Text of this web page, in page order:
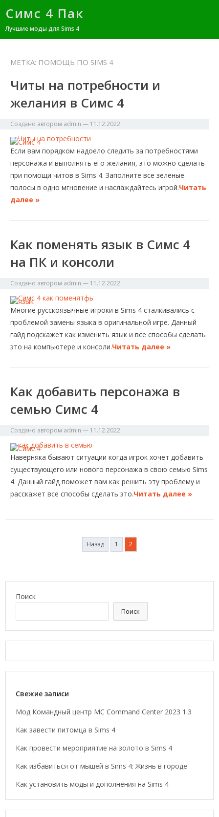
Симс 4 Пак
Лучшие моды для Sims 4
МЕТКА: ПОМОЩЬ ПО SIMS 4
Читы на потребности и
желания в Симс 4
Создано автором admin — 11.12.2022
Если вам порядком надоело следить за потребностями
персонажа и выполнять его желания, это можно сделать
при помощи читов в Sims 4. Заполните все зеленые
полосы в одно мгновение и наслаждайтесь игрой.Читать
далее »
Как поменять язык в Симс 4
на ПК и консоли
Создано автором admin — 11.12.2022
Многие русскоязычные игроки в Sims 4 сталкивались с
проблемой замены языка в оригинальной игре. Данный
гайд подскажет как изменить язык и все способы сделать
это на компьютере и консоли.Читать далее »
Как добавить персонажа в
семью Симс 4
Создано автором admin — 11.12.2022
Наверняка бывают ситуации когда игрок хочет добавить
существующего или нового персонажа в свою семью Sims
4. Данный гайд поможет вам как решить эту проблему и
расскажет все способы сделать это.Читать далее »
Назад 1 2
Поиск
Поиск
Свежие записи
Мод Командный центр MC Command Center 2023 1.3
Как завести питомца в Sims 4
Как провести мероприятие на золото в Sims 4
Как избавиться от мышей в Sims 4: Жизнь в городе
Как установить моды и дополнения на Sims 4